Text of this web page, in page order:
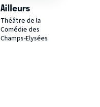
Ailleurs
Théâtre de la
Comédie des
Champs-Elysées